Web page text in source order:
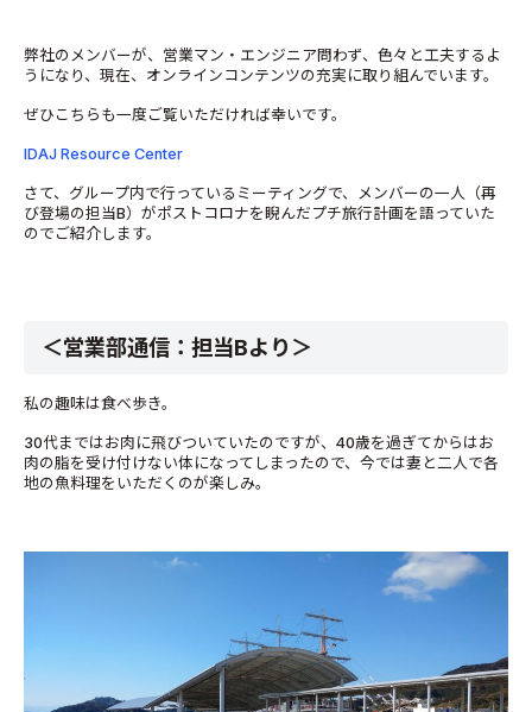
弊社のメンバーが、営業マン・エンジニア問わず、色々と工夫するよ
うになり、現在、オンラインコンテンツの充実に取り組んでいます。
ぜひこちらも一度ご覧いただければ幸いです。
IDAJ Resource Center
さて、グループ内で行っているミーティングで、メンバーの一人（再
び登場の担当B）がポストコロナを睨んだプチ旅行計画を語っていた
のでご紹介します。
＜営業部通信：担当Bより＞
私の趣味は食べ歩き。
30代まではお肉に飛びついていたのですが、40歳を過ぎてからはお
肉の脂を受け付けない体になってしまったので、今では妻と二人で各
地の魚料理をいただくのが楽しみ。